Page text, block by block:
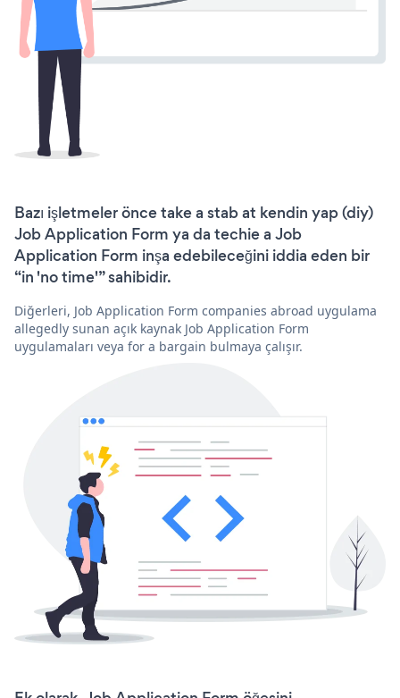
Bazı işletmeler önce take a stab at kendin yap (diy)
Job Application Form ya da techie a Job
Application Form inşa edebileceğini iddia eden bir
“in 'no time'” sahibidir.
Diğerleri, Job Application Form companies abroad uygulama
allegedly sunan açık kaynak Job Application Form
uygulamaları veya for a bargain bulmaya çalışır.